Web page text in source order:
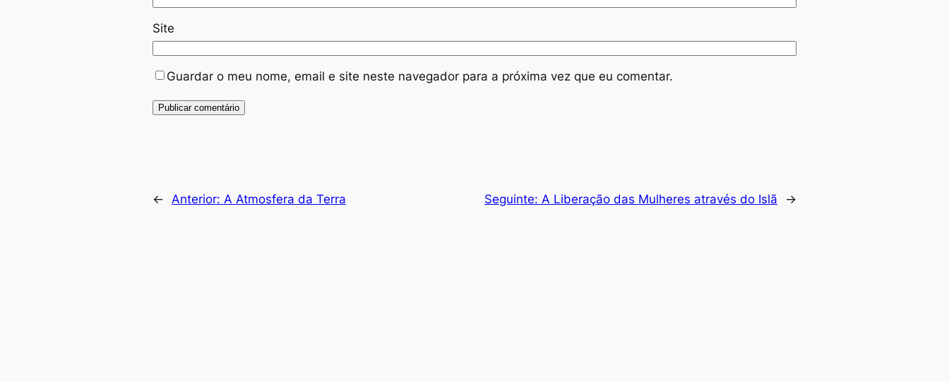
Site
Guardar o meu nome, email e site neste navegador para a próxima vez que eu comentar.
← Anterior: A Atmosfera da Terra Seguinte: A Liberação das Mulheres através do Islã →